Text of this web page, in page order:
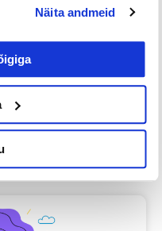
Näita andmeid
JÄRGMINE